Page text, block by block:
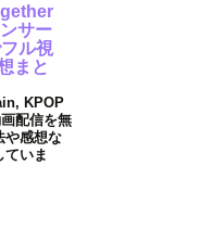
サー
ル視
まと
KPOP
配信を無
や感想な
ていま